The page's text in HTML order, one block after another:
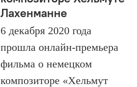
Лахенманне
6 декабря 2020 года
прошла онлайн-премьера
фильма о немецком
композиторе «Хельмут